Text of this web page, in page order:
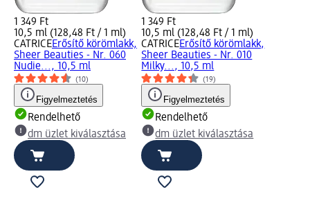
1 349 Ft
10,5 ml (128,48 Ft / 1 ml)
CATRICEErősítő körömlakk,
Sheer Beauties - Nr. 060
Nudie..., 10,5 ml
(10)
Figyelmeztetés
Rendelhető
dm üzlet kiválasztása
1 349 Ft
10,5 ml (128,48 Ft / 1 ml)
CATRICEErősítő körömlakk,
Sheer Beauties - Nr. 010
Milky..., 10,5 ml
(19)
Figyelmeztetés
Rendelhető
dm üzlet kiválasztása